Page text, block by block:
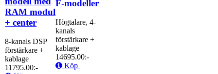
RAM modul
+ center
8-kanals DSP
förstärkare +
kablage
11795.00:-
F-modeller
Högtalare, 4-
kanals
förstärkare +
kablage
14695.00:-
Köp